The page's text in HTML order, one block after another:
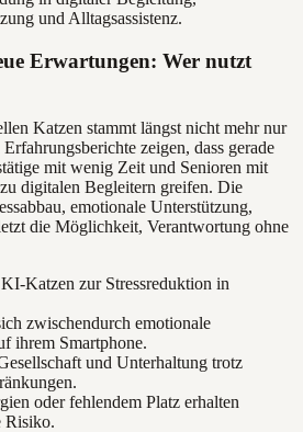
und Alltagsassistenz.
Erwartungen: Wer nutzt
Katzen stammt längst nicht mehr nur
zeigen, dass gerade
mit wenig Zeit und Senioren mit
digitalen Begleitern greifen. Die
emotionale Unterstützung,
die Möglichkeit, Verantwortung ohne
Katzen zur Stressreduktion in
zwischendurch emotionale
ihrem Smartphone.
und Unterhaltung trotz
oder fehlendem Platz erhalten
Risiko.